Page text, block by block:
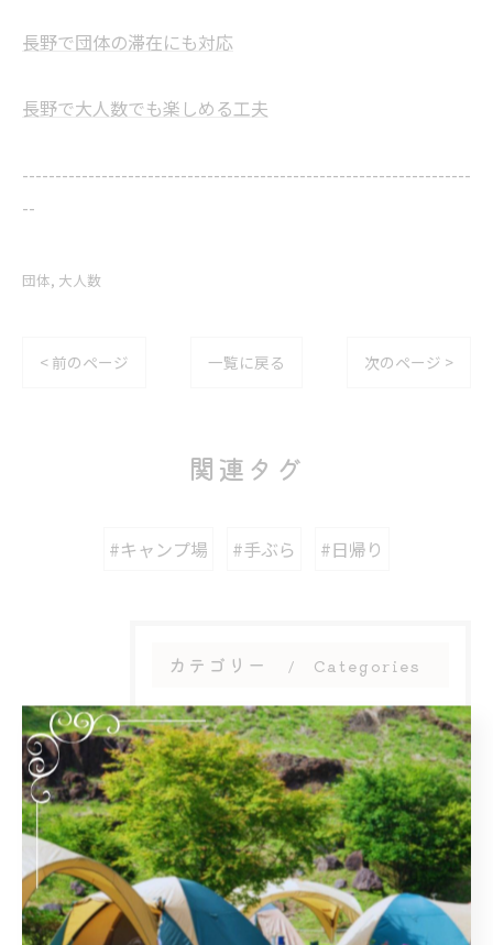
長野で団体の滞在にも対応
長野で大人数でも楽しめる工夫
--------------------------------------------------------------------
--
団体 大人数
< 前のページ 一覧に戻る 次のページ >
関連タグ
#キャンプ場 #手ぶら #日帰り
カテゴリー Categories
全てのカテゴリー
周辺施設
アフタヌーンティー
団体
大人数
初心者